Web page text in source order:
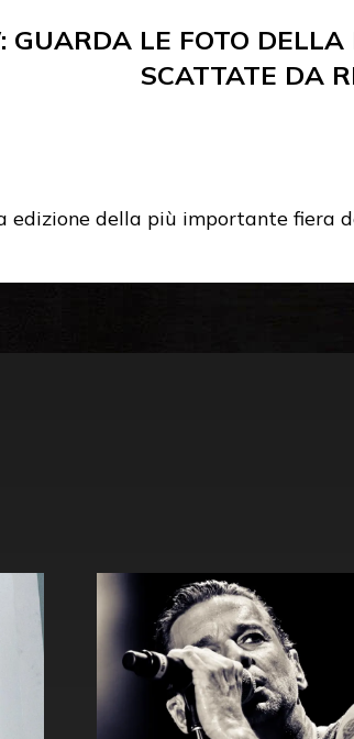
GUARDA LE FOTO
SCATTATE DA
edizione della più importante fiera